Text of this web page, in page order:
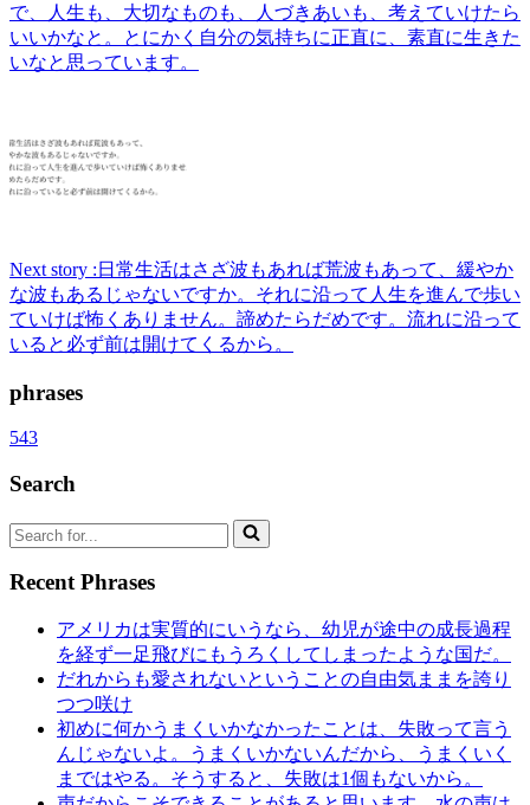
で、人生も、大切なものも、人づきあいも、考えていけたら
いいかなと。とにかく自分の気持ちに正直に、素直に生きた
いなと思っています。
Next story : 日常生活はさざ波もあれば荒波もあって、緩やか
な波もあるじゃないですか。それに沿って人生を進んで歩い
ていけば怖くありません。諦めたらだめです。流れに沿って
いると必ず前は開けてくるから。
phrases
543
Search
Search
for...
Recent Phrases
アメリカは実質的にいうなら、幼児が途中の成長過程
を経ず一足飛びにもうろくしてしまったような国だ。
だれからも愛されないということの自由気ままを誇り
つつ咲け
初めに何かうまくいかなかったことは、失敗って言う
んじゃないよ。うまくいかないんだから、うまくいく
まではやる。そうすると、失敗は1個もないから。